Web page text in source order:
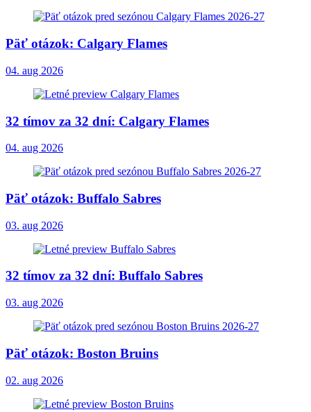
Päť otázok: Calgary Flames
04. aug 2026
32 tímov za 32 dní: Calgary Flames
04. aug 2026
Päť otázok: Buffalo Sabres
03. aug 2026
32 tímov za 32 dní: Buffalo Sabres
03. aug 2026
Päť otázok: Boston Bruins
02. aug 2026